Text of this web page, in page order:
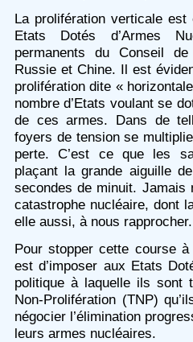
La prolifération verticale
Etats Dotés d’Armes
permanents du Conseil
Russie et Chine. Il est
prolifération dite «
nombre d’Etats voulant se
de ces armes. Dans de
foyers de tension se
perte. C’est ce que les
plaçant la grande aiguille
secondes de minuit. Jamais
catastrophe nucléaire, dont
elle aussi, à nous rapprocher.
Pour stopper cette course
est d’imposer aux Etats
politique à laquelle ils sont
Non-Prolifération (TNP)
négocier l’élimination
leurs armes nucléaires.